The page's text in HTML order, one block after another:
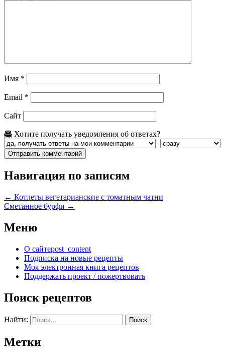
Имя *
Email *
Сайт
Хотите получать уведомления об ответах?
Навигация по записям
← Котлеты вегетарианские с томатным чатни
Сметанное бурфи →
Меню
О сайтеpost_content
Подписка на новые рецепты
Моя электронная книга рецептов
Поддержать проект / пожертвовать
Поиск рецептов
Найти:
Метки